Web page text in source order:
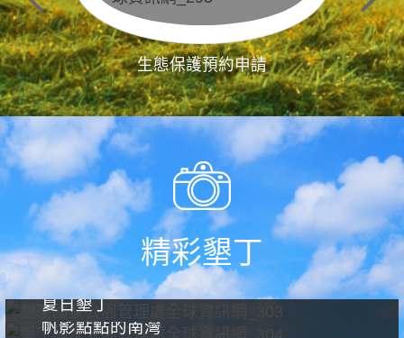
生態保護預約申請
精彩墾丁
夏日墾丁
帆影點點的南灣